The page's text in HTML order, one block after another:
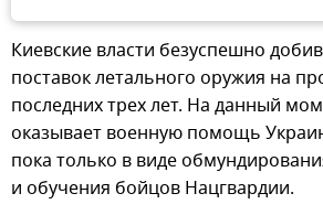
Киевские власти безуспешно
поставок летального оружия на
последних трех лет. На данный
оказывает военную помощь
пока только в виде
и обучения бойцов Нацгвардии.